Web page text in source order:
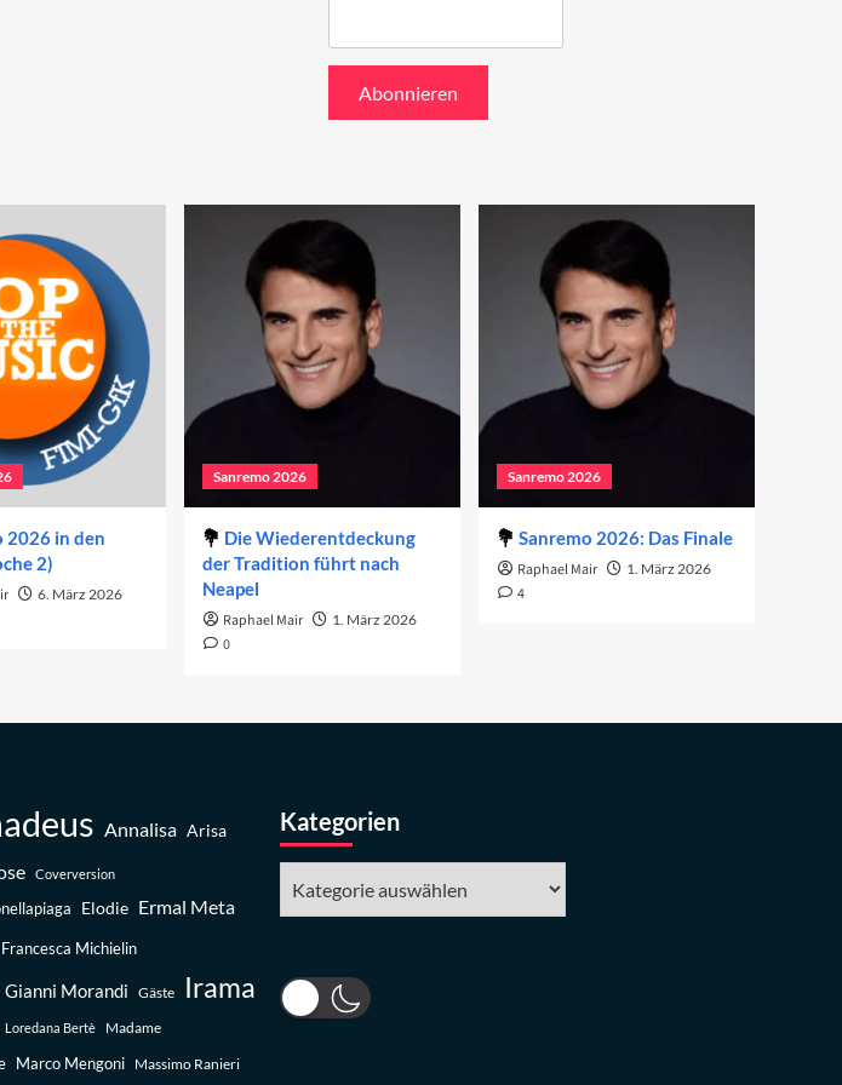
2026 in den
2)
6. März 2026
Sanremo 2026
Die Wiederentdeckung
der Tradition führt nach
Neapel
Raphael Mair 1. März 2026
0
Sanremo 2026
Sanremo 2026: Das Finale
Raphael Mair 1. März 2026
4
Annalisa Arisa
Coverversion
Elodie Ermal Meta
Francesca Michielin
Gianni Morandi Gäste Irama
Loredana Bertè Madame
Marco Mengoni Massimo Ranieri
Kategorien